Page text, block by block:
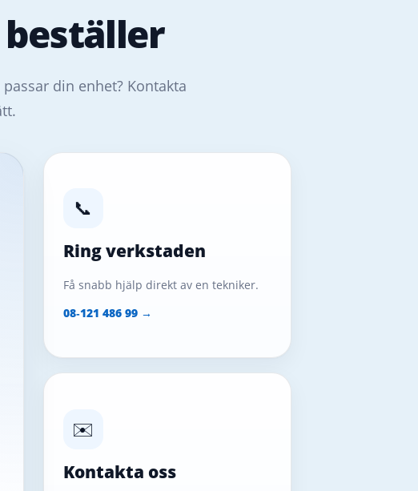
din enhet? Kontakta
📞
Ring verkstaden
Få snabb hjälp direkt av en tekniker.
08‑121 486 99 →
✉️
Kontakta oss